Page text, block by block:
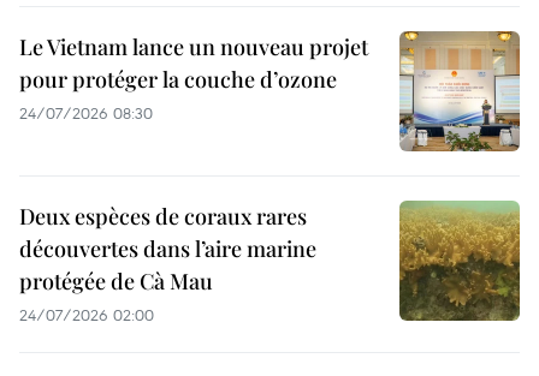
Le Vietnam lance un nouveau projet
pour protéger la couche d’ozone
24/07/2026 08:30
Deux espèces de coraux rares
découvertes dans l’aire marine
protégée de Cà Mau
24/07/2026 02:00